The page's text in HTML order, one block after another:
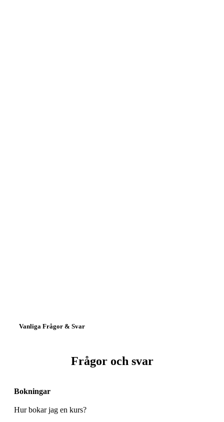
Vanliga Frågor & Svar
Frågor och svar
Bokningar
Hur bokar jag en kurs?